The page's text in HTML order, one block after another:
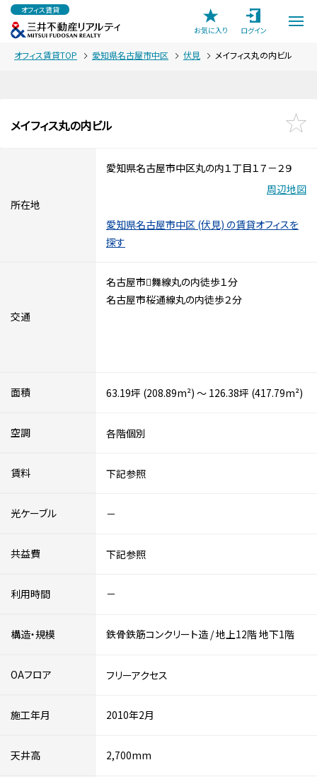
オフィス賃貸
お気に入り
ログイン
オフィス賃貸TOP 愛知県名古屋市中区 伏見 メイフィス丸の内ビル
メイフィス丸の内ビル
所在地
愛知県名古屋市中区丸の内１丁目１７－２９
周辺地図
愛知県名古屋市中区 (伏見) の賃貸オフィスを
探す
交通
名古屋市舞線丸の内徒歩１分
名古屋市桜通線丸の内徒歩２分
面積 63.19坪 (208.89m²) ～ 126.38坪 (417.79m²)
空調 各階個別
賃料 下記参照
光ケーブル －
共益費 下記参照
利用時間 －
構造・規模 鉄骨鉄筋コンクリート造 /地上12階地下1階
OAフロア フリーアクセス
施工年月 2010年2月
天井高 2,700mm